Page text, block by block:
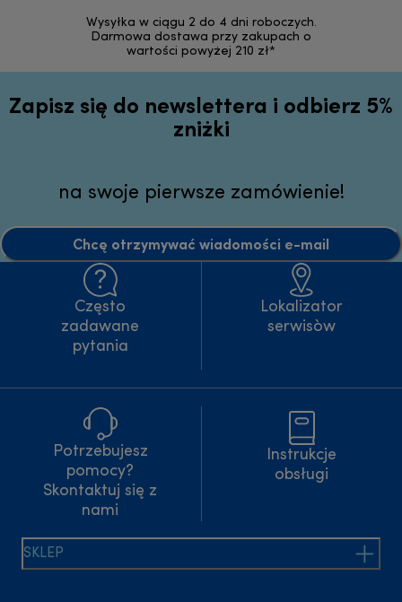
Wysyłka w ciągu 2 do 4 dni roboczych.
Darmowa dostawa przy zakupach o
wartości powyżej 210 zł*
Zapisz się do newslettera i odbierz 5%
zniżki
na swoje pierwsze zamówienie!
Chcę otrzymywać wiadomości e-mail
Często
zadawane
pytania
Lokalizator
serwisòw
Potrzebujesz
pomocy?
Skontaktuj się z
nami
Instrukcje
obsługi
SKLEP